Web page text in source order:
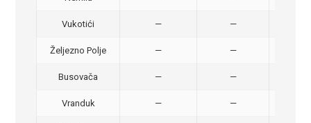
Vukotići — —
Željezno Polje — —
Busovača — —
Vranduk — —